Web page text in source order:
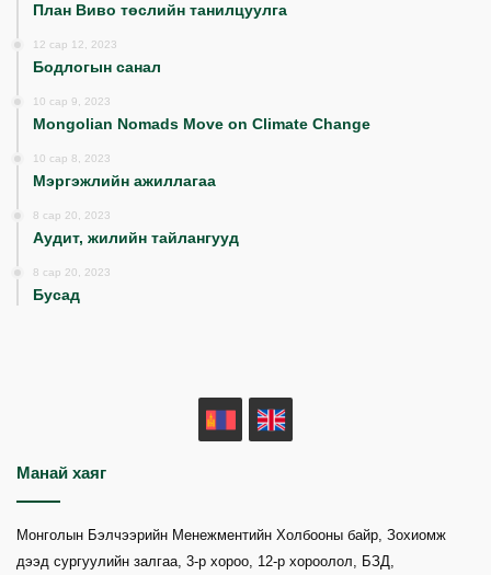
План Виво төслийн танилцуулга
12 сар 12, 2023
Бодлогын санал
10 сар 9, 2023
Mongolian Nomads Move on Climate Change
10 сар 8, 2023
Мэргэжлийн ажиллагаа
8 сар 20, 2023
Аудит, жилийн тайлангууд
8 сар 20, 2023
Бусад
MN
Манай хаяг
Монголын Бэлчээрийн Менежментийн Холбооны байр, Зохиомж
дээд сургуулийн залгаа, 3-р хороо, 12-р хороолол, БЗД,